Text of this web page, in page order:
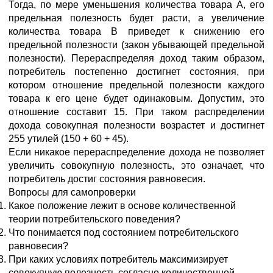
Тогда, по мере уменьшения количества товара А, его
предельная полезность будет расти, а увеличение
количества товара В приведет к снижению его
предельной полезности (закон убывающей предельной
полезности). Перераспределяя доход таким образом,
потребитель постепенно достигнет состояния, при
котором отношение предельной полезности каждого
товара к его цене будет одинаковым. Допустим, это
отношение составит 15. При таком распределении
дохода совокупная полезности возрастет и достигнет
255 утилей (150 + 60 + 45).
Если никакое перераспределение дохода не позволяет
увеличить совокупную полезность, это означает, что
потребитель достиг состояния равновесия.
Вопросы для самопроверки
Какое положение лежит в основе количественной
теории потребительского поведения?
Что понимается под состоянием потребительского
равновесия?
При каких условиях потребитель максимизирует